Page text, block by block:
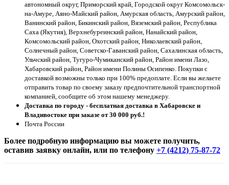
автономный округ, Приморский край, Городской округ Комсомольск-
на-Амуре, Аяно-Майский район, Амурская область, Амурский район,
Ванинский район, Бикинский район, Вяземский район, Республика
Саха (Якутия), Верхнебуреинский район, Нанайский район,
Комсомольский район, Охотский район, Николаевский район,
Солнечный район, Советско-Гаванский район, Сахалинская область,
Ульчский район, Тугуро-Чумиканский район, Район имени Лазо,
Хабаровский район, Район имени Полины Осипенко. Покупки с
доставкой возможны только при 100% предоплате. Если вы желаете
отправить товар по своему заказу предпочтительной транспортной
компанией, сообщите об этом нашему менеджеру.
Доставка по городу - бесплатная доставка в Хабаровске и
Владивостоке при заказе от 30 000 руб.!
Почта России
Более подробную информацию вы можете получить,
оставив заявку онлайн, или по телефону +7 (4212) 75-87-72